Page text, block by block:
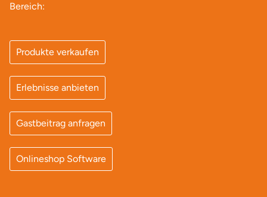
Bereich:
Produkte verkaufen
Erlebnisse anbieten
Gastbeitrag anfragen
Onlineshop Software